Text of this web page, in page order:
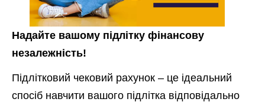
Надайте вашому підлітку фінансову
незалежність!
Підлітковий чековий рахунок – це ідеальний
спосіб навчити вашого підлітка відповідально